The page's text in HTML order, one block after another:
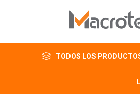
TODOS LOS